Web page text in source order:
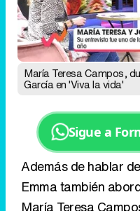
María Teresa Campos,
García en 'Viva la vida'
Sigue a
Además de hablar
Emma también
María Teresa